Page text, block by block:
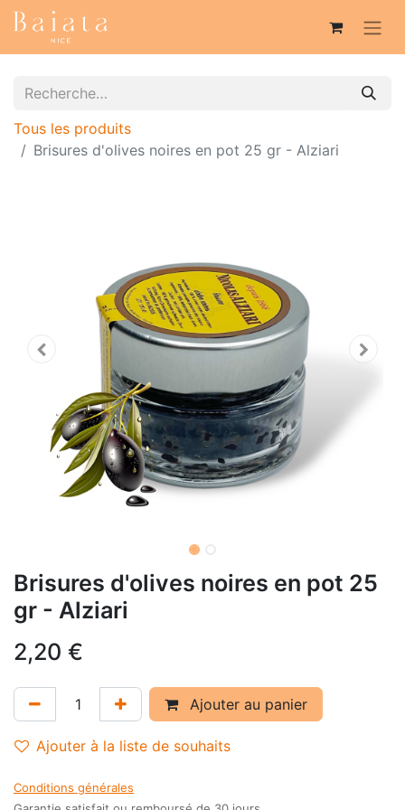
Tous les produits
Brisures d'olives noires en pot 25 gr - Alziari
Brisures d'olives noires en pot 25
gr - Alziari
2,20 €
Ajouter au panier
Ajouter à la liste de souhaits
Conditions générales